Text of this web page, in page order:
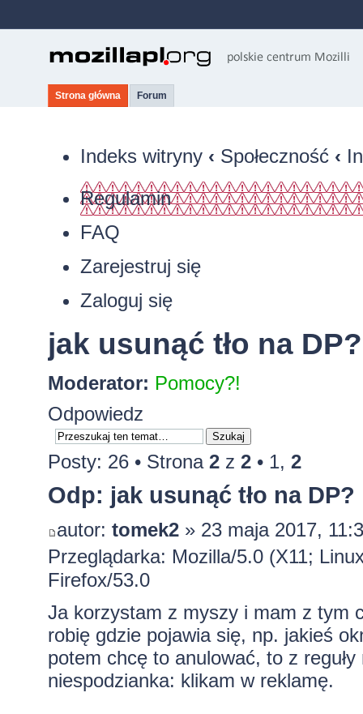
Strona główna Forum
Indeks witryny ‹ Społeczność ‹
Regulamin
FAQ
Zarejestruj się
Zaloguj się
jak usunąć tło na DP?
Moderator: Pomocy?!
Odpowiedz
Posty: 26 • Strona 2z 2• 1, 2
Odp: jak usunąć tło na DP?
autor: tomek2» 23 maja 2017,
Przeglądarka: Mozilla/5.0 (X11;
Firefox/53.0
Ja korzystam z myszy i mam z tym
robię gdzie pojawia się, np. jakieś
potem chcę to anulować, to z
niespodzianka: klikam w reklamę.